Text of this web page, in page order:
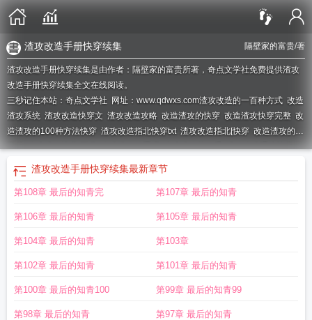
隔壁家的富贵/著
渣攻改造手册快穿续集
渣攻改造手册快穿续集是由作者：隔壁家的富贵所著，奇点文学社免费提供渣攻
改造手册快穿续集全文在线阅读。
三秒记住本站：奇点文学社 网址：www.qdwxs.com渣攻改造的一百种方式 改造
渣攻系统 渣攻改造快穿文 渣攻改造攻略 改造渣攻的快穿 改造渣攻快穿完整 改
造渣攻的100种方法快穿 渣攻改造指北快穿txt 渣攻改造指北[快穿 改造渣攻的一
百种改造渣攻快穿 百度改造渣攻好看吗改造渣攻的一千渣攻改造系统快穿饭
好七百度
渣攻改造手册快穿续集免费阅读
渣攻改造手册快穿续集最新章节
第108章 最后的知青完 第107章 最后的知青
第106章 最后的知青 第105章 最后的知青
第104章 最后的知青 第103章
第102章 最后的知青 第101章 最后的知青
第100章 最后的知青100 第99章 最后的知青99
第98章 最后的知青 第97章 最后的知青